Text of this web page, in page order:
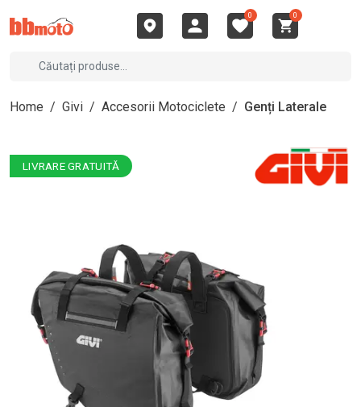
0 0
Home / Givi / Accesorii Motociclete / Genți Laterale
LIVRARE GRATUITĂ